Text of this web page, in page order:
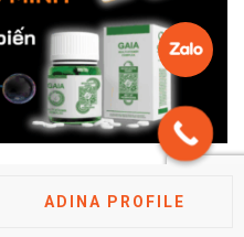
ADINA PROFILE